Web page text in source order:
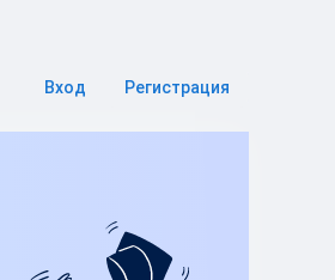
Вход Регистрация